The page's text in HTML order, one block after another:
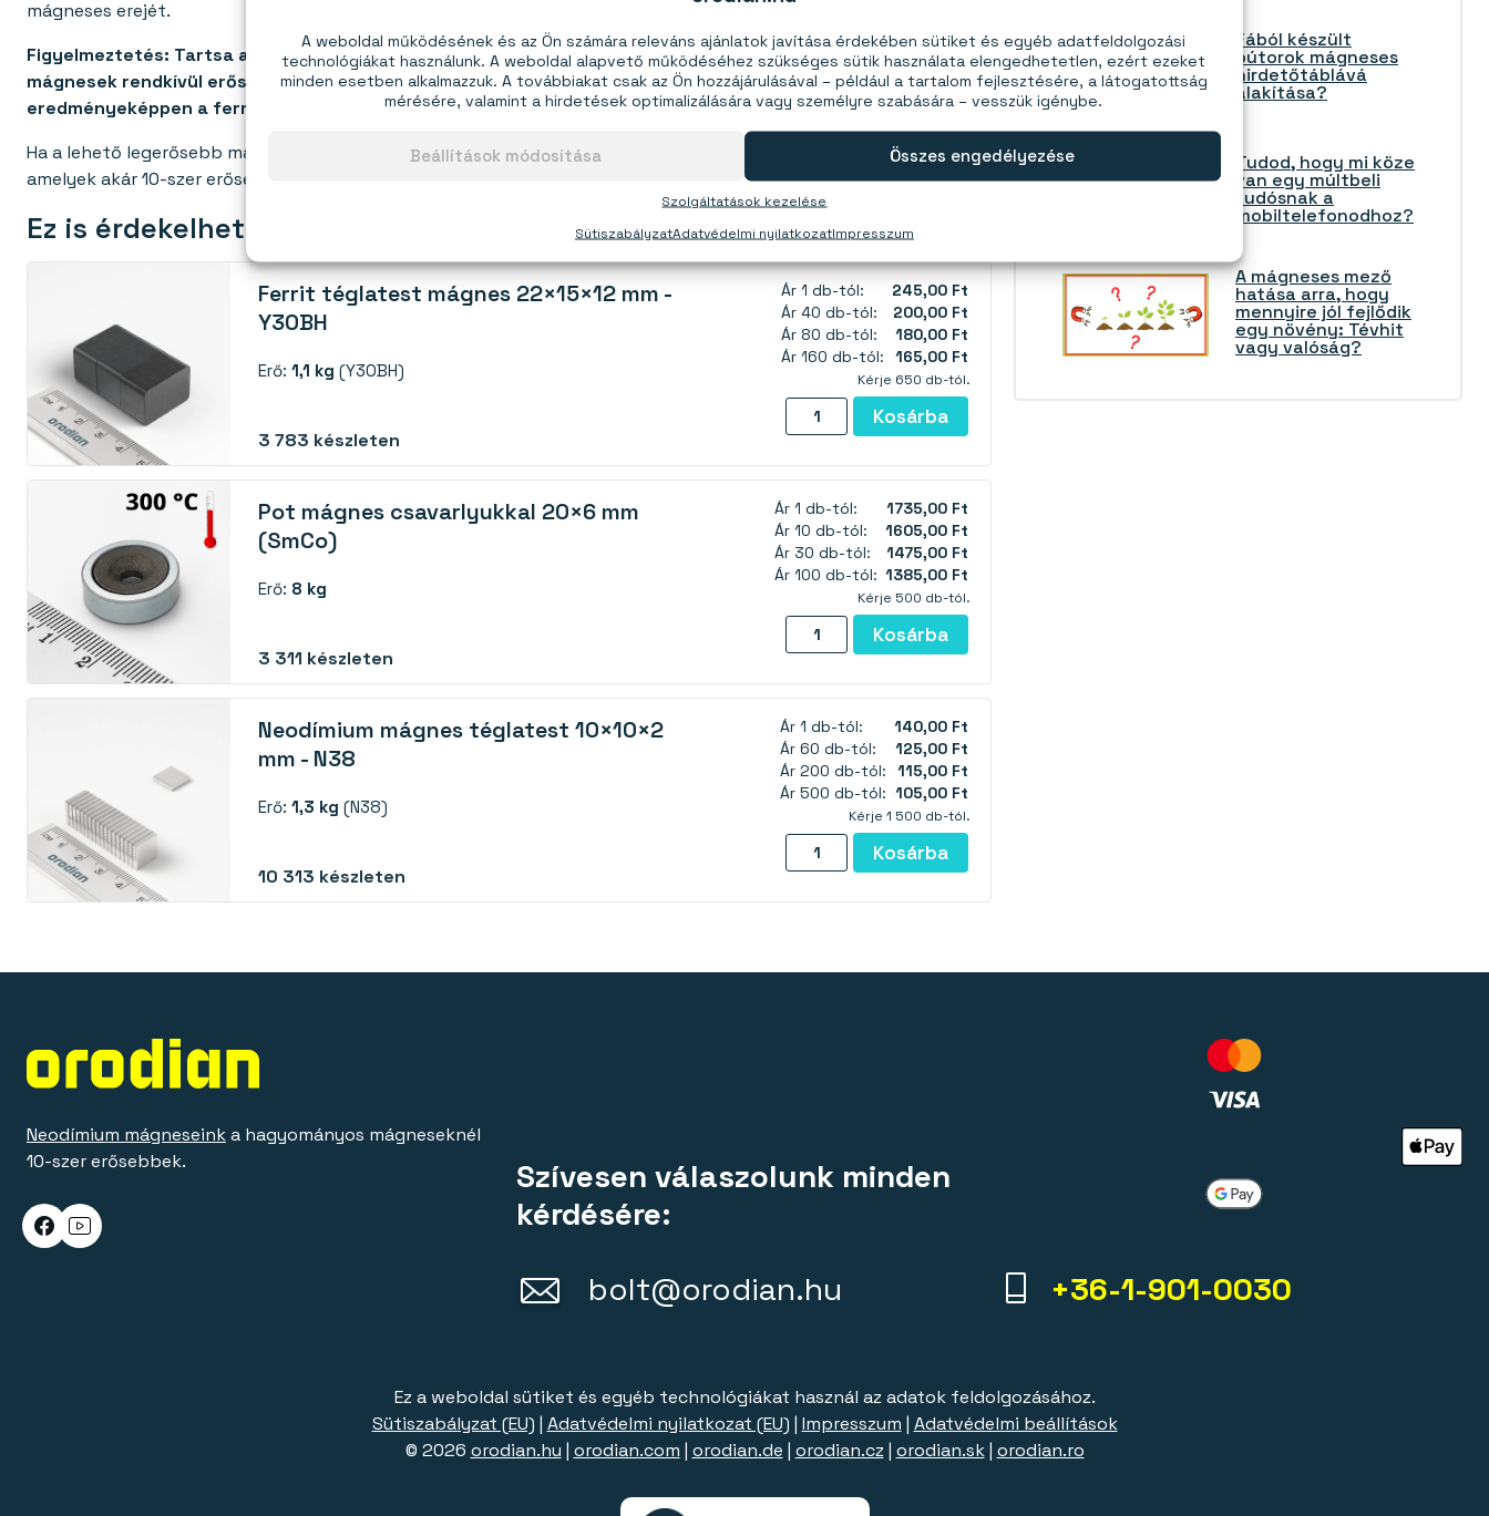
A weboldal működésének és az Ön számára releváns ajánlatok javítása érdekében sütiket és egyéb adatfeldolgozási
technológiákat használunk. A weboldal alapvető működéséhez szükséges sütik használata elengedhetetlen, ezért ezeket
minden esetben alkalmazzuk. A továbbiakat csak az Ön hozzájárulásával – például a tartalom fejlesztésére, a látogatottság
mérésére, valamint a hirdetések optimalizálására vagy személyre szabására – vesszük igénybe.
Szolgáltatások kezelése
Összes engedélyezése
Beállítások módosítása
SütiszabályzatAdatvédelmi nyilatkozatImpresszum
mágneses erejét.
Figyelmeztetés: Tartsa a ferrit mágnest legalább 5 cm távolságra a neodímium mágnesektől. A neodímium
mágnesek rendkívül erős mágneses mezőt hoznak létre, amely demagnetizálhatja a ferrit mágnest, ennek
eredményeképpen a ferrit mágnes erejének jelentős részét elveszítheti.
Ha a lehető legerősebb mágnesre van szüksége, javasoljuk, hogy használja ehelyett
neodímium mágneseinket ,
amelyek akár 10-szer erősebbek.Emellett másféle
Ez is érdekelhet:
Ferrit téglatest mágnes 22×15×12 mm -
Y30BH
Erő: 1,1 kg (Y30BH)
3 783 készleten
Ár 1 db-tól:
245,00 Ft
Ár 40 db-tól:
200,00 Ft
Ár 80 db-tól:
180,00 Ft
Ár 160 db-tól:
165,00 Ft
Kérje 650 db-tól.
Ferrit
téglatest
mágnes
mm
-
Y30BH
mennyiség
Kosárba
Pot mágnes csavarlyukkal 20×6 mm
(SmCo)
Erő: 8 kg
3 311 készleten
Ár 1 db-tól:
1735,00 Ft
Ár 10 db-tól:
1605,00 Ft
Ár 30 db-tól:
1475,00 Ft
Ár 100 db-tól: 1385,00 Ft
Kérje 500 db-tól.
Pot
mágnes
csavarlyukkal
mm
(SmCo)
mennyiség
Kosárba
Neodímium mágnes téglatest 10×10×2
mm - N38
Erő: 1,3 kg (N38)
10 313 készleten
Ár 1 db-tól:
140,00 Ft
Ár 60 db-tól:
125,00 Ft
Ár 200 db-tól:
115,00 Ft
Ár 500 db-tól: 105,00 Ft
Kérje 1 500 db-tól.
Neodímium
mágnes
téglatest
-
Kosárba
Fából készült
bútorok mágneses
hirdetőtáblává
alakítása?
Tudod, hogy mi köze
van egy múltbeli
tudósnak a
mobiltelefonodhoz?
A mágneses mező
hatása arra, hogy
mennyire jól fejlődik
egy növény: Tévhit
vagy valóság?
Neodímium mágneseinka hagyományos mágneseknél
10-szer erősebbek.
Szívesen válaszolunk minden
kérdésére:
bolt@orodian.hu
+36-1-901-0030
Ez a weboldal sütiket és egyéb technológiákat használ az adatok feldolgozásához.
Sütiszabályzat (EU) | Adatvédelmi nyilatkozat (EU) | Impresszum | Adatvédelmi beállítások
© 2026 orodian.hu | orodian.com | orodian.de | orodian.cz| orodian.sk| orodian.ro